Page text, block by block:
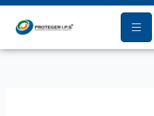
Ir
contenido